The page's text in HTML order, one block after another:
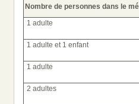
Nombre de personnes dans le
1 adulte
1 adulte et 1 enfant
1 adulte
2 adultes